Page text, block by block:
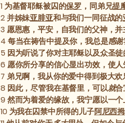
1为基督耶稣被囚的保罗 ，同弟兄提
2并姊妹亚腓亚和与我们一同征战的
3 愿恩惠，平安，自我们的父神，并
4 每当在祷告中提及你，我总是感谢
5 因为听说了你对主耶稣以及众圣徒
6 愿你所分享的信心显出功效，使
7 弟兄啊，我从你的爱中得到极大
8 因此，尽管我在基督里，可以就合
9然而为着爱的缘故，我宁愿以一
10为我在囚禁中所得的儿子阿尼西拇